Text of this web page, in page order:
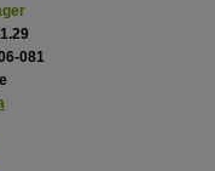
081